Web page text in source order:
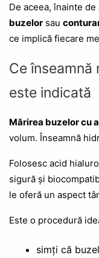
De aceea, înainte
buzelor sau
ce implică fiecare
Ce înseamnă
este indicată
Mărirea buzelor cu
volum. Înseamnă
Folosesc acid
sigură și
le oferă un aspect
Este o procedură
simți că